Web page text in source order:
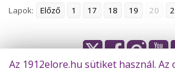
Lapok: Előző 1 17 18 19 20
Az 1912elore.hu sütiket használ. Az